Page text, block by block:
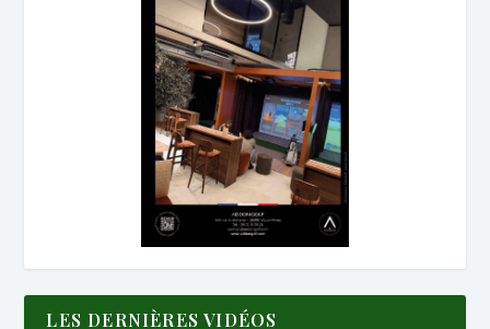
LES DERNIÈRES VIDÉOS